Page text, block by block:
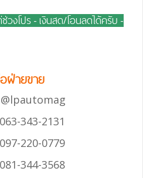
วงโปร - เงินสด/โอนลดได้ครับ -
ฝ่ายขาย
@lpautomag
063-343-2131
097-220-0779
081-344-3568